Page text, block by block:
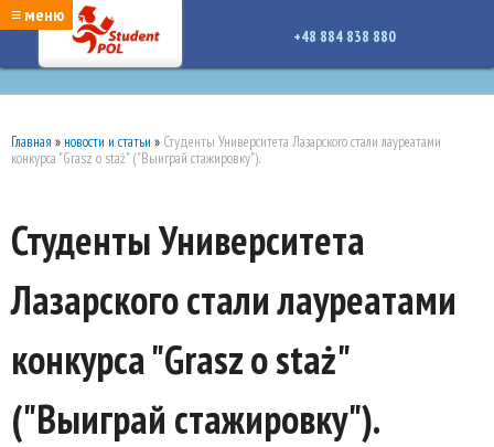
google-site-verification: google7a917c261df1566b.htmlgoogle-site-verification:
google7a917c261df1566b.html
≡ меню
+48 884 838 880
Главная » новости и статьи » Студенты Университета Лазарского стали лауреатами
конкурса "Grasz o staż" ("Выиграй стажировку").
Студенты Университета
Лазарского стали лауреатами
конкурса "Grasz o staż"
("Выиграй стажировку").